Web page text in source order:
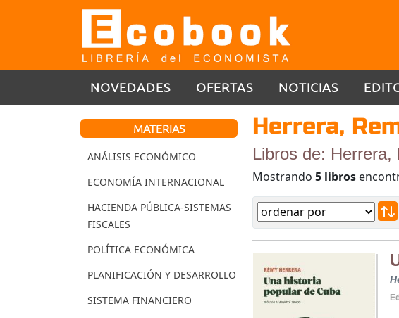
NOVEDADES OFERTAS NOTICIAS
MATERIAS
ANÁLISIS ECONÓMICO
ECONOMÍA INTERNACIONAL
HACIENDA PÚBLICA-SISTEMAS
FISCALES
POLÍTICA ECONÓMICA
PLANIFICACIÓN Y DESARROLLO
SISTEMA FINANCIERO
Herrera,
Libros de: Herrera,
Mostrando5 libros